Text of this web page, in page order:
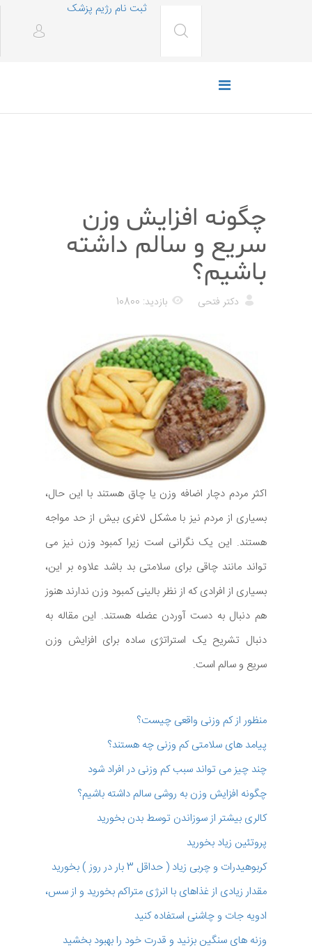
ثبت نام رژیم پزشک
چگونه افزایش وزن
سریع و سالم داشته
باشیم؟
دکتر فتحی بازدید: 10800
اکثر مردم دچار اضافه وزن یا چاق هستند با این حال،
بسیاری از مردم نیز با مشکل لاغری بیش از حد مواجه
هستند. این یک نگرانی است زیرا کمبود وزن نیز می
تواند مانند چاقی برای سلامتی بد باشد علاوه بر این،
بسیاری از افرادی که از نظر بالینی کمبود وزن ندارند هنوز
هم دنبال به دست آوردن عضله هستند. این مقاله به
دنبال تشریح یک استراتژی ساده برای افزایش وزن
سریع و سالم است.
منظور از کم وزنی واقعی چیست؟
پیامد های سلامتی کم وزنی چه هستند؟
چند چیز می تواند سبب کم وزنی در افراد شود
چگونه افزایش وزن به روشی سالم داشته باشیم؟
کالری بیشتر از سوزاندن توسط بدن بخورید
پروتئین زیاد بخورید
کربوهیدرات و چربی زیاد ( حداقل 3 بار در روز ) بخورید
مقدار زیادی از غذاهای با انرژی متراکم بخورید و از سس،
ادویه جات و چاشنی استفاده کنید
وزنه های سنگین بزنید و قدرت خود را بهبود بخشید